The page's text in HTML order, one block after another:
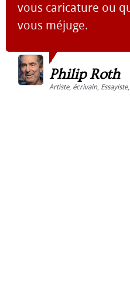
vous caricature ou
vous méjuge.
Philip Roth
Artiste, écrivain, Essayiste,